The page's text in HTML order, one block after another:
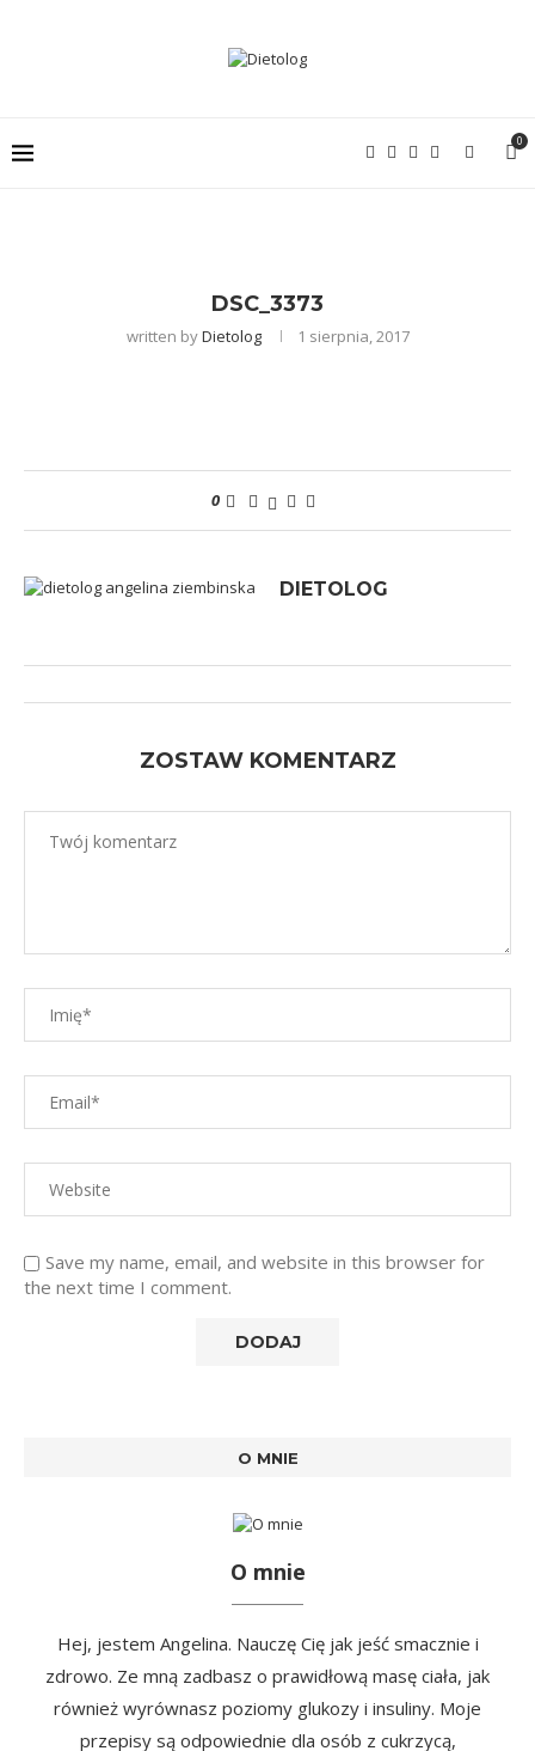
0
DSC_3373
written byDietolog 1 sierpnia, 2017
0
DIETOLOG
ZOSTAW KOMENTARZ
Save my name, email, and website in this browser for
the next time I comment.
O MNIE
O mnie
Hej, jestem Angelina. Nauczę Cię jak jeść smacznie i
zdrowo. Ze mną zadbasz o prawidłową masę ciała, jak
również wyrównasz poziomy glukozy i insuliny. Moje
przepisy są odpowiednie dla osób z cukrzycą,